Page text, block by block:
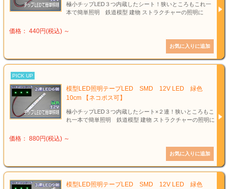
極小チップLED３つ内蔵したシート！狭いところもこれ一
本で簡単照明 鉄道模型 建物 ストラクチャーの照明に
価格： 440円(税込) ～
PICK UP
模型LED照明テープLED SMD 12V LED 緑色
10cm 【ネコポス可】
極小チップLED３つ内蔵したシート×２連！狭いところもこ
れ一本で簡単照明 鉄道模型 建物 ストラクチャーの照明に
価格： 880円(税込) ～
模型LED照明テープLED SMD 12V LED 緑色